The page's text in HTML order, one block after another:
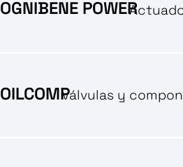
OGNIBENE POWER
OILCOMPVálvulas y